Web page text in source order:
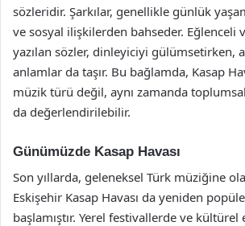
sözleridir. Şarkılar, genellikle günlük
ve sosyal ilişkilerden bahseder. Eğlenceli
yazılan sözler, dinleyiciyi gülümsetirken,
anlamlar da taşır. Bu bağlamda, Kasap
müzik türü değil, aynı zamanda
da değerlendirilebilir.
Günümüzde Kasap Havası
Son yıllarda, geleneksel Türk müziğine
Eskişehir Kasap Havası da yeniden
başlamıştır. Yerel festivallerde ve kültürel